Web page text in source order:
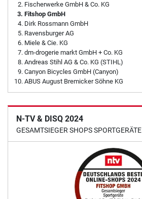
Fischerwerke GmbH & Co. KG
Fitshop GmbH
Dirk Rossmann GmbH
Ravensburger AG
Miele & Cie. KG
dm-drogerie markt GmbH + Co. KG
Andreas Stihl AG & Co. KG (STIHL)
Canyon Bicycles GmbH (Canyon)
ABUS August Bremicker Söhne KG
N-TV & DISQ 2024
GESAMTSIEGER SHOPS SPORTGERÄTE